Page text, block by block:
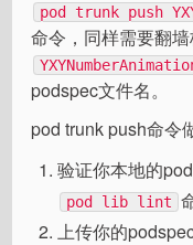
pod trunk push
命令，同样需要翻
podspec文件名。
pod trunk push命令
验证你本地的
pod lib lint
上传你的